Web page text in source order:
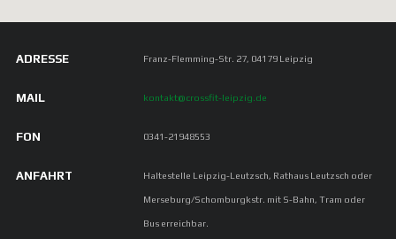
ADRESSE Franz-Flemming-Str. 27, 04179 Leipzig
MAIL kontakt@crossfit-leipzig.de
FON 0341-21948553
ANFAHRT Haltestelle Leipzig-Leutzsch, Rathaus Leutzsch oder
Merseburg/Schomburgkstr. mit S-Bahn, Tram oder
Bus erreichbar.